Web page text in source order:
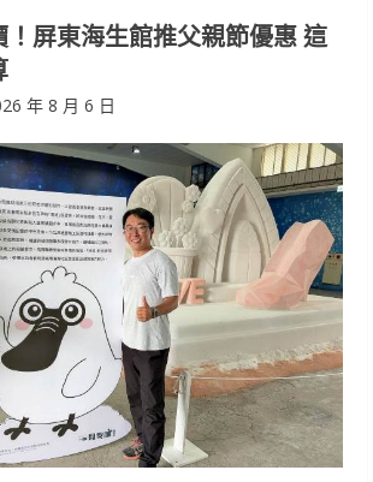
屏東海生館推父親節優惠 這
年 8 月 6 日